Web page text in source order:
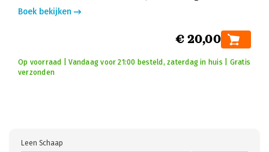
Boek bekijken
€ 20,00
Op voorraad | Vandaag voor 21:00 besteld, zaterdag in huis | Gratis
verzonden
Leen Schaap